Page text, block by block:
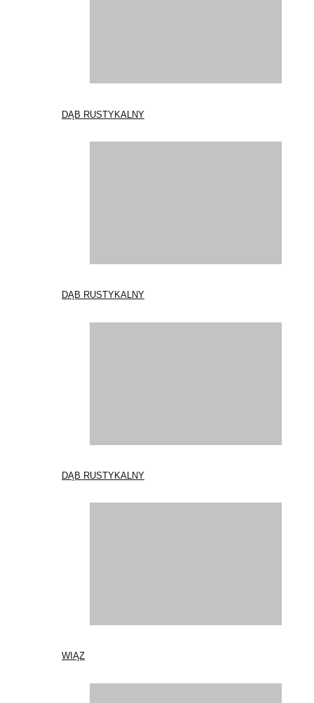
DĄB RUSTYKALNY
DĄB RUSTYKALNY
DĄB RUSTYKALNY
WIĄZ